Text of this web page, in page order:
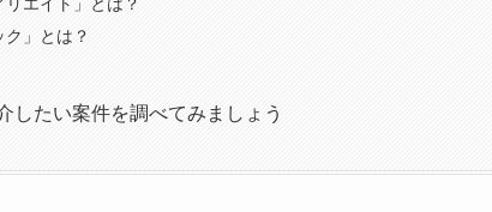
」とは？
したい案件を調べてみましょう